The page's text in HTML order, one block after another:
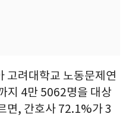
고려대학교 노동문제연
지 4만 5062명을 대상
면, 간호사 72.1%가 3